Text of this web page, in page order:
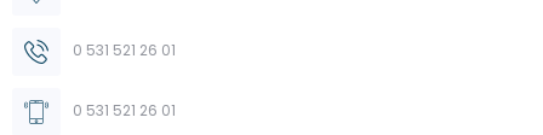
0 531 521 26 01
0 531 521 26 01